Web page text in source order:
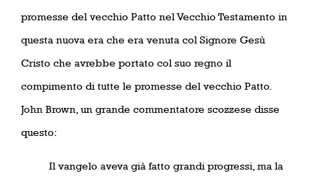
promesse del vecchio Patto nel Vecchio Testamento in
questa nuova era che era venuta col Signore Gesù
Cristo che avrebbe portato col suo regno il
compimento di tutte le promesse del vecchio Patto.
John Brown, un grande commentatore scozzese disse
questo:
Il vangelo aveva già fatto grandi progressi, ma la